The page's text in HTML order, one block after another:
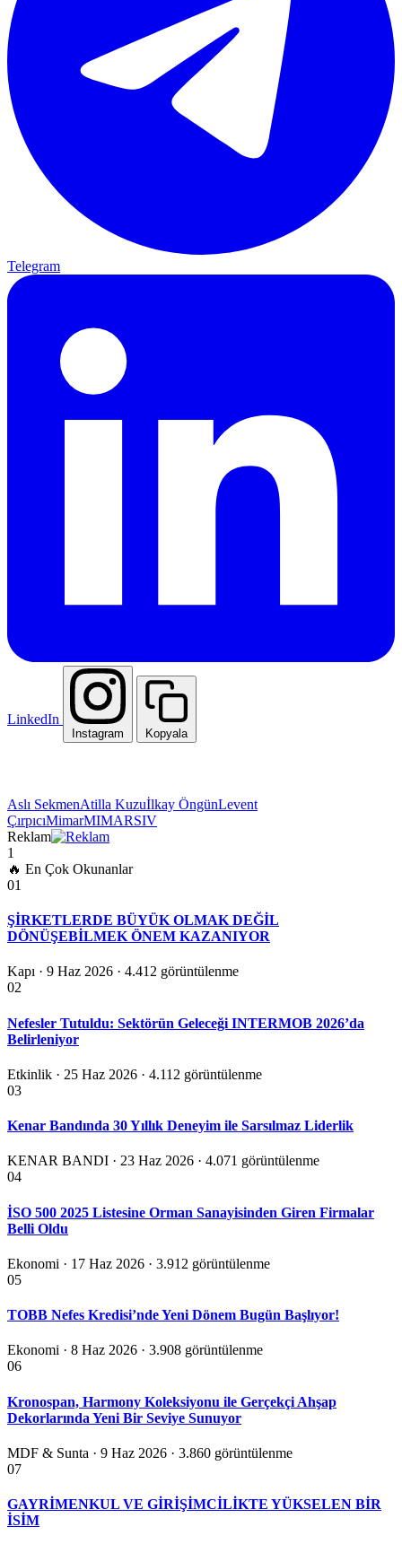
Telegram
LinkedIn
Instagram Kopyala
Aslı SekmenAtilla Kuzuİlkay ÖngünLevent
ÇırpıcıMimarMIMARSIV
Reklam
1
🔥 En Çok Okunanlar
01
ŞİRKETLERDE BÜYÜK OLMAK DEĞİL
DÖNÜŞEBİLMEK ÖNEM KAZANIYOR
Kapı · 9 Haz 2026 · 4.412 görüntülenme
02
Nefesler Tutuldu: Sektörün Geleceği INTERMOB 2026’da
Belirleniyor
Etkinlik · 25 Haz 2026 · 4.112 görüntülenme
03
Kenar Bandında 30 Yıllık Deneyim ile Sarsılmaz Liderlik
KENAR BANDI · 23 Haz 2026 · 4.071 görüntülenme
04
İSO 500 2025 Listesine Orman Sanayisinden Giren Firmalar
Belli Oldu
Ekonomi · 17 Haz 2026 · 3.912 görüntülenme
05
TOBB Nefes Kredisi’nde Yeni Dönem Bugün Başlıyor!
Ekonomi · 8 Haz 2026 · 3.908 görüntülenme
06
Kronospan, Harmony Koleksiyonu ile Gerçekçi Ahşap
Dekorlarında Yeni Bir Seviye Sunuyor
MDF & Sunta · 9 Haz 2026 · 3.860 görüntülenme
07
GAYRİMENKUL VE GİRİŞİMCİLİKTE YÜKSELEN BİR
İSİM